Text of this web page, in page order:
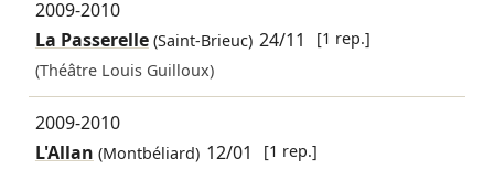
2009-2010
La Passerelle(Saint-Brieuc) 24/11
[1 rep.]
(Théâtre Louis Guilloux)
2009-2010
L'Allan (Montbéliard) 12/01 [1 rep.]